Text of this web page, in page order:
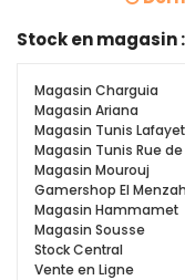
Stock en magasin :
Magasin Charguia
Magasin Ariana
Magasin Tunis
Magasin Tunis Rue
Magasin Mourouj
Gamershop El
Magasin Hammamet
Magasin Sousse
Stock Central
Vente en Ligne